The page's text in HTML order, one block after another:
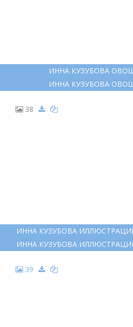
ИННА КУЗУБОВА
ИННА КУЗУБОВА
38
ИННА КУЗУБОВА
ИННА КУЗУБОВА
39